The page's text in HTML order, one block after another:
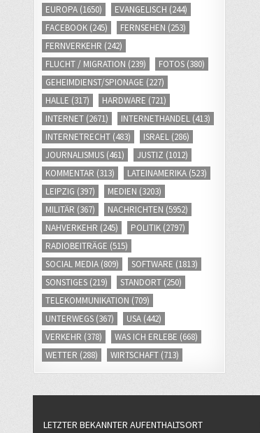
EUROPA (1650) EVANGELISCH (244)
FACEBOOK (245) FERNSEHEN (253)
FERNVERKEHR (242)
FLUCHT / MIGRATION (239) FOTOS (380)
GEHEIMDIENST/SPIONAGE (227)
HALLE (317) HARDWARE (721)
INTERNET (2671) INTERNETHANDEL (413)
INTERNETRECHT (483) ISRAEL (286)
JOURNALISMUS (461) JUSTIZ (1012)
KOMMENTAR (313) LATEINAMERIKA (523)
LEIPZIG (397) MEDIEN (3203)
MILITÄR (367) NACHRICHTEN (5952)
NAHVERKEHR (245) POLITIK (2797)
RADIOBEITRÄGE (515)
SOCIAL MEDIA (809) SOFTWARE (1813)
SONSTIGES (219) STANDORT (250)
TELEKOMMUNIKATION (709)
UNTERWEGS (367) USA (442)
VERKEHR (378) WAS ICH ERLEBE (668)
WETTER (288) WIRTSCHAFT (713)
LETZTER BEKANNTER AUFENTHALTSORT